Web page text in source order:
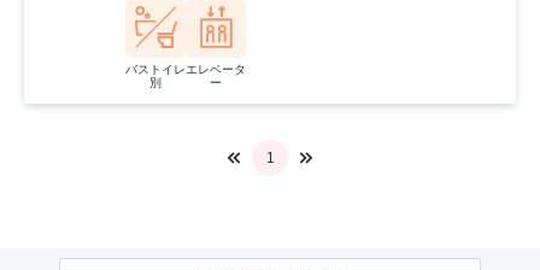
バストイレ
別
エレベータ
ー
1